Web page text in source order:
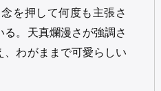
を押して何度も主張さ
。天真爛漫さが強調さ
わがままで可愛らしい